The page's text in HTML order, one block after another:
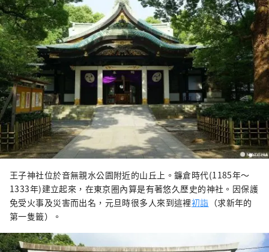
王子神社位於音無親水公園附近的山丘上。鐮倉時代(1185年～
1333年)建立起來，在東京圈內算是有著悠久歷史的神社。因保護
免受火事及災害而出名，元旦時很多人來到這裡初詣 （求新年的
第一隻籤）。